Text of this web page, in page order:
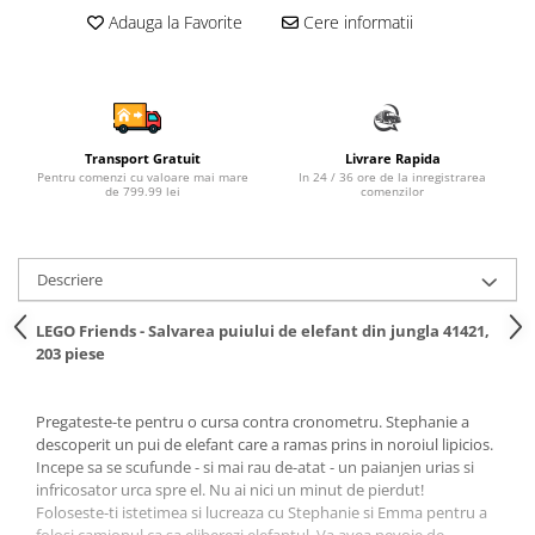
Sampon si balsam copii
Tampoane pentru San
Set Ingrijire Bebelusi
Arme de jucarie
Bucatarii copii
Carucioare papusi si accesorii
Casute de papusi si mobilier
Cuburi si caramizi
jucarie
Figurine
Frumusete, bijuterii si accesorii
fetite
Adauga la Favorite Cere informatii
Transport Gratuit
Pentru comenzi cu valoare mai mare
de 799.99 lei
Livrare Rapida
In 24 / 36 ore de la inregistrarea
comenzilor
Descriere
LEGO Friends - Salvarea puiului de elefant din jungla 41421,
203 piese
Pregateste-te pentru o cursa contra cronometru. Stephanie a
descoperit un pui de elefant care a ramas prins in noroiul lipicios.
Incepe sa se scufunde - si mai rau de-atat - un paianjen urias si
infricosator urca spre el. Nu ai nici un minut de pierdut!
Foloseste-ti istetimea si lucreaza cu Stephanie si Emma pentru a